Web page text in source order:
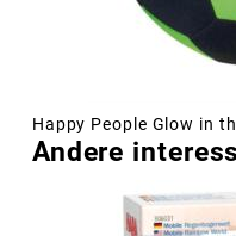
Happy People Glow in
Andere